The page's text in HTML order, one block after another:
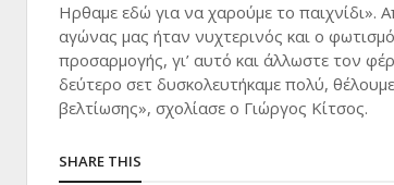
Ηρθαμε εδώ για να χαρούμε το παιχνίδι».
αγώνας μας ήταν νυχτερινός και ο
προσαρμογής, γι’ αυτό και άλλωστε τον
δεύτερο σετ δυσκολευτήκαμε πολύ,
βελτίωσης», σχολίασε ο Γιώργος Κίτσος.
SHARE THIS